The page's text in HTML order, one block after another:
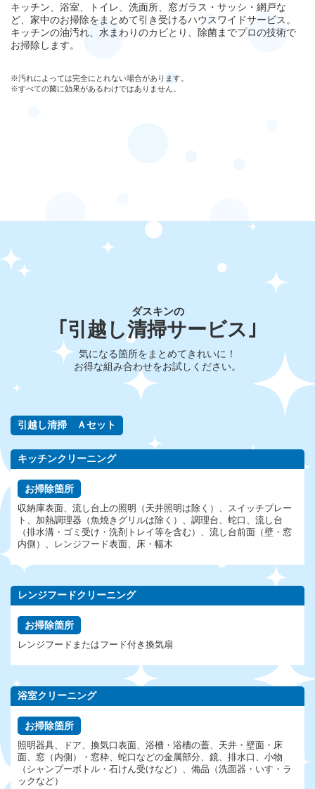
キッチン、浴室、トイレ、洗面所、窓ガラス・サッシ・網戸な
ど、家中のお掃除をまとめて引き受けるハウスワイドサービス。
キッチンの油汚れ、水まわりのカビとり、除菌までプロの技術で
お掃除します。
※汚れによっては完全にとれない場合があります。
※すべての菌に効果があるわけではありません。
ダスキンの
｢引越し清掃サービス｣
気になる箇所をまとめてきれいに！
お得な組み合わせをお試しください。
引越し清掃 Ａセット
キッチンクリーニング
お掃除箇所
収納庫表面、流し台上の照明（天井照明は除く）、スイッチプレー
ト、加熱調理器（魚焼きグリルは除く）、調理台、蛇口、流し台
（排水溝・ゴミ受け・洗剤トレイ等を含む）、流し台前面（壁・窓
内側）、レンジフード表面、床・幅木
レンジフードクリーニング
お掃除箇所
レンジフードまたはフード付き換気扇
浴室クリーニング
お掃除箇所
照明器具、ドア、換気口表面、浴槽・浴槽の蓋、天井・壁面・床
面、窓（内側）・窓枠、蛇口などの金属部分、鏡、排水口、小物
（シャンプーボトル・石けん受けなど）、備品（洗面器・いす・ラ
ックなど）